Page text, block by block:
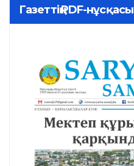
Газеттің PDF-нұсқасы